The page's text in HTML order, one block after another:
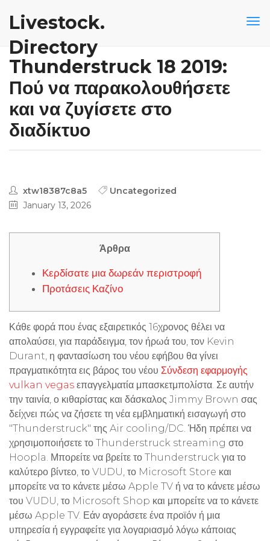
Livestock.
Directory
Thunderstruck 18 2019:
Πού να παρακολουθήσετε
και να ζυγίσετε στο
διαδίκτυο
xtw18387c8a5
Uncategorized
January 13, 2026
Άρθρα
Κερδίσατε μια δωρεάν περιστροφή
Προτάσεις Καζίνο
Κάθε φορά που ένας εξαιρετικός 16χρονος θέλει να
απολαύσει, για παράδειγμα, τον ήρωά του, τον Kevin
Durant, η φαντασίωση του νέου εφήβου θα γίνει
πραγματικότητα εις βάρος του νέου Σύνδεση εφαρμογής
vulkan vegas επαγγελματία μπασκετμπολίστα. Σε αυτήν
την ταινία, ο κιθαρίστας και δάσκαλος Jimmy Brown σας
δείχνει πώς να ζήσετε τη νέα εμβληματική εισαγωγή στο
"Thunderstruck" της Air cooling/DC. Ήδη πρέπει να
χρησιμοποιήσετε το Thunderstruck streaming στο
Hoopla. Μπορείτε να βρείτε το Thunderstruck για το
καλύτερο βίντεο, το VUDU, το Microsoft Store και
μπορείτε να το κάνετε μέσω Apple TV ή να το κάνετε μέσω
του VUDU, το Microsoft Shop και μπορείτε να το κάνετε
μέσω Apple TV. Εάν αγοράσετε ένα προϊόν ή μια
υπηρεσία ή εγγραφείτε για λογαριασμό λόγω κάποιας